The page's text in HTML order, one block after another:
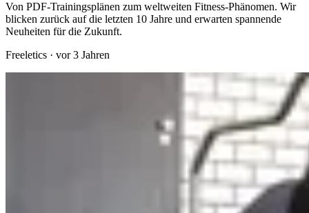
Von PDF-Trainingsplänen zum weltweiten Fitness-Phänomen. Wir
blicken zurück auf die letzten 10 Jahre und erwarten spannende
Neuheiten für die Zukunft.
Freeletics · vor 3 Jahren